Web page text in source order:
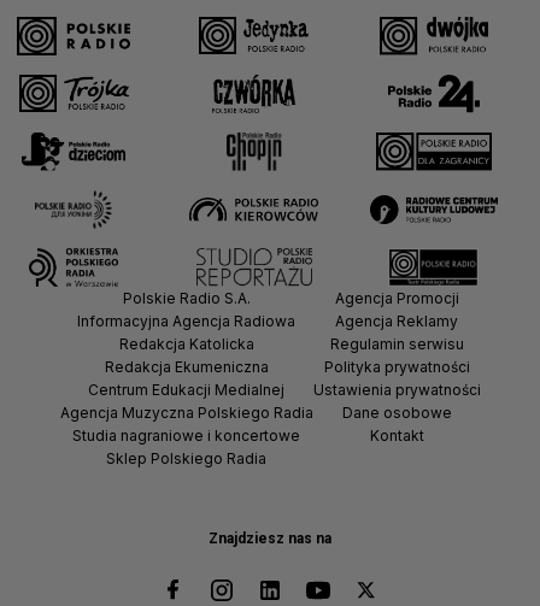
Znajdziesz nas na
Polskie Radio S.A.
Informacyjna Agencja Radiowa
Redakcja Katolicka
Redakcja Ekumeniczna
Centrum Edukacji Medialnej
Agencja Muzyczna Polskiego Radia
Studia nagraniowe i koncertowe
Sklep Polskiego Radia
Agencja Promocji
Agencja Reklamy
Regulamin serwisu
Polityka prywatności
Ustawienia prywatności
Dane osobowe
Kontakt